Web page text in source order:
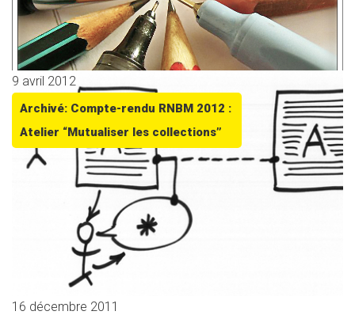
9 avril 2012
Archivé: Compte-rendu RNBM 2012 :
Atelier “Mutualiser les collections”
16 décembre 2011